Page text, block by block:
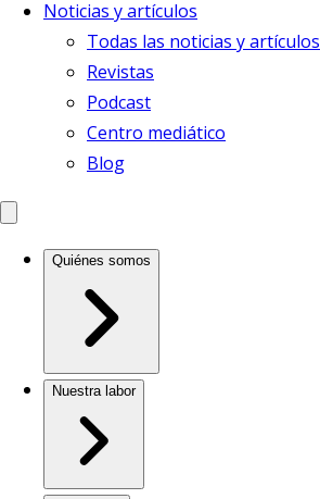
Noticias y artículos
Todas las noticias y artículos
Revistas
Podcast
Centro mediático
Blog
Quiénes somos
Nuestra labor